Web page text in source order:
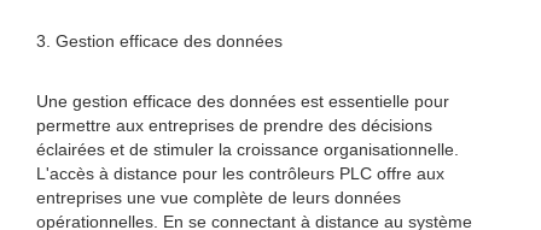
3. Gestion efficace des données
Une gestion efficace des données est essentielle pour
permettre aux entreprises de prendre des décisions
éclairées et de stimuler la croissance organisationnelle.
L'accès à distance pour les contrôleurs PLC offre aux
entreprises une vue complète de leurs données
opérationnelles. En se connectant à distance au système